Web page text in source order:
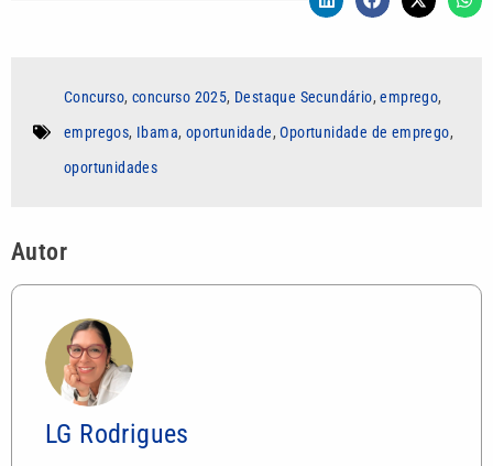
Concurso,concurso 2025, Destaque Secundário,emprego,
empregos, Ibama, oportunidade,Oportunidade de emprego,
oportunidades
Autor
LG Rodrigues